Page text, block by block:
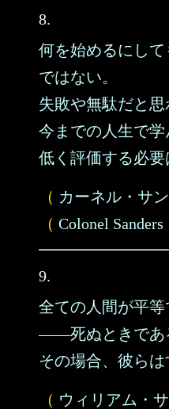
8.
何を始めるにし
ではない。
失敗や無駄だと思
今までの人生で
低く評価する必要
（ カーネル・サ
（ Colonel Sanders
9.
全ての人間が平
――死ぬときであ
その場合、彼らは
（ ウィリアム・